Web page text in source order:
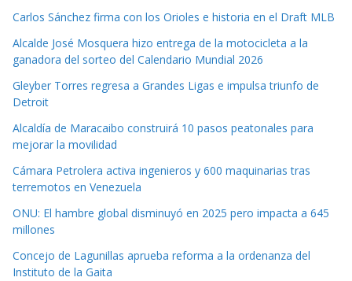
Carlos Sánchez firma con los Orioles e historia en el Draft MLB
Alcalde José Mosquera hizo entrega de la motocicleta a la
ganadora del sorteo del Calendario Mundial 2026
Gleyber Torres regresa a Grandes Ligas e impulsa triunfo de
Detroit
Alcaldía de Maracaibo construirá 10 pasos peatonales para
mejorar la movilidad
Cámara Petrolera activa ingenieros y 600 maquinarias tras
terremotos en Venezuela
ONU: El hambre global disminuyó en 2025 pero impacta a 645
millones
Concejo de Lagunillas aprueba reforma a la ordenanza del
Instituto de la Gaita